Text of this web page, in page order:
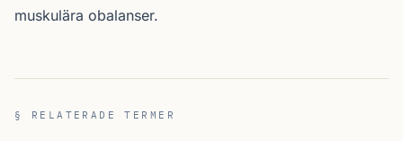
muskulära obalanser.
§ RELATERADE TERMER